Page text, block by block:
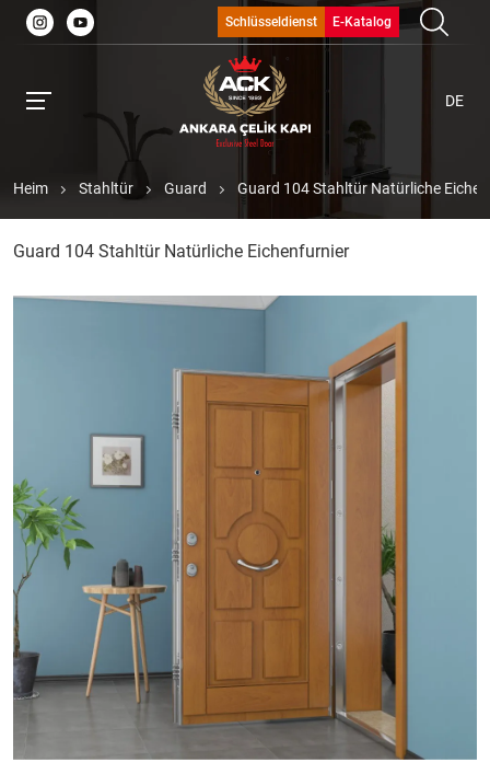
Schlüsseldienst E-Katalog
DE
Heim Stahltür Guard Guard 104 Stahltür Natürliche
Guard 104 Stahltür Natürliche Eichenfurnier